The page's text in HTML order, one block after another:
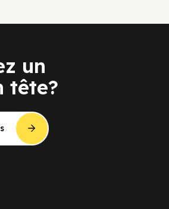
un
tête?